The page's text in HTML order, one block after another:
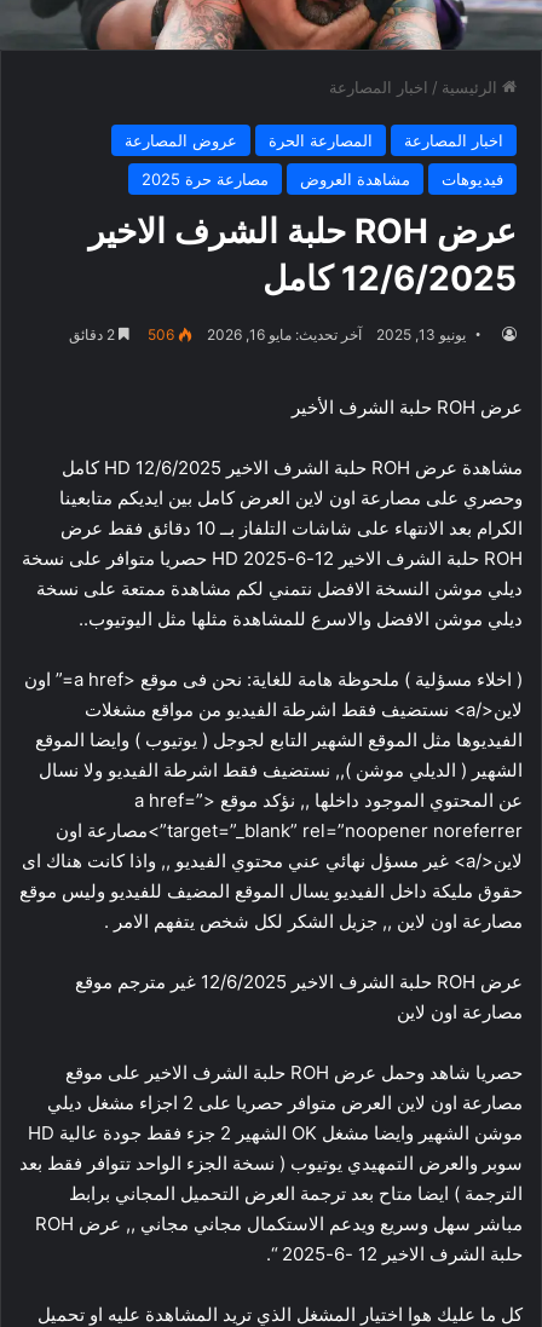
الرئيسية / اخبار المصارعة
اخبار المصارعة المصارعة الحرة
عروض المصارعة
فيديوهات
مشاهدة العروض مصارعة حرة 2025
عرض ROH حلبة الشرف الاخير
12/6/2025 كامل
يونيو 13, 2025 آخر تحديث: مايو 16, 2026 506
عرض ROH حلبة الشرف الأخير
مشاهدة عرض ROH حلبة الشرف الاخير 12/6/2025 HD كامل
وحصري على مصارعة اون لاين العرض كامل بين ايديكم متابعينا
الكرام بعد الانتهاء على شاشات التلفاز بــ 10 دقائق فقط عرض
ROH حلبة الشرف الاخير 12-6-2025 HD حصريا متوافر على نسخة
ديلي موشن النسخة الافضل نتمني لكم مشاهدة ممتعة على نسخة
ديلي موشن الافضل والاسرع للمشاهدة مثلها مثل اليوتيوب..
( اخلاء مسؤلية ) ملحوظة هامة للغاية: نحن فى موقع <a href=” اون
لاين</a> نستضيف فقط اشرطة الفيديو من مواقع مشغلات
الفيديوها مثل الموقع الشهير التابع لجوجل ( يوتيوب ) وايضا الموقع
الشهير ( الديلي موشن ),, نستضيف فقط اشرطة الفيديو ولا نسال
عن المحتوي الموجود داخلها ,, نؤكد موقع <a href=”
target=”_blank” rel=”noopener noreferrer”>مصارعة اون
لاين</a> غير مسؤل نهائي عني محتوي الفيديو ,, واذا كانت هناك اى
حقوق مليكة داخل الفيديو يسال الموقع المضيف للفيديو وليس موقع
مصارعة اون لاين ,, جزيل الشكر لكل شخص يتفهم الامر .
عرض ROH حلبة الشرف الاخير 12/6/2025 غير مترجم موقع
مصارعة اون لاين
حصريا شاهد وحمل عرض ROH حلبة الشرف الاخير على موقع
مصارعة اون لاين العرض متوافر حصريا على 2 اجزاء مشغل ديلي
موشن الشهير وايضا مشغل OK الشهير 2 جزء فقط جودة عالية HD
سوبر والعرض التمهيدي يوتيوب ( نسخة الجزء الواحد تتوافر فقط بعد
الترجمة ) ايضا متاح بعد ترجمة العرض التحميل المجاني برابط
مباشر سهل وسريع ويدعم الاستكمال مجاني مجاني ,, عرض ROH
حلبة الشرف الاخير 12 -6-2025 “.
كل ما عليك هوا اختيار المشغل الذي تريد المشاهدة عليه او تحميل